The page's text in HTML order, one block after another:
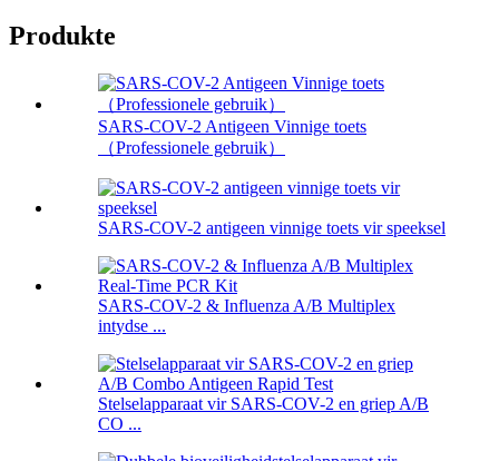
Produkte
SARS-COV-2 Antigeen Vinnige toets
（Professionele gebruik）
SARS-COV-2 antigeen vinnige toets vir speeksel
SARS-COV-2 & Influenza A/B Multiplex
intydse ...
Stelselapparaat vir SARS-COV-2 en griep A/B
CO ...